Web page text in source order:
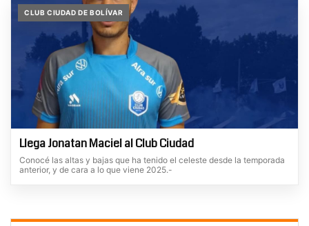
CLUB CIUDAD DE BOLÍVAR
Llega Jonatan Maciel al Club Ciudad
Conocé las altas y bajas que ha tenido el celeste desde la temporada
anterior, y de cara a lo que viene 2025.-